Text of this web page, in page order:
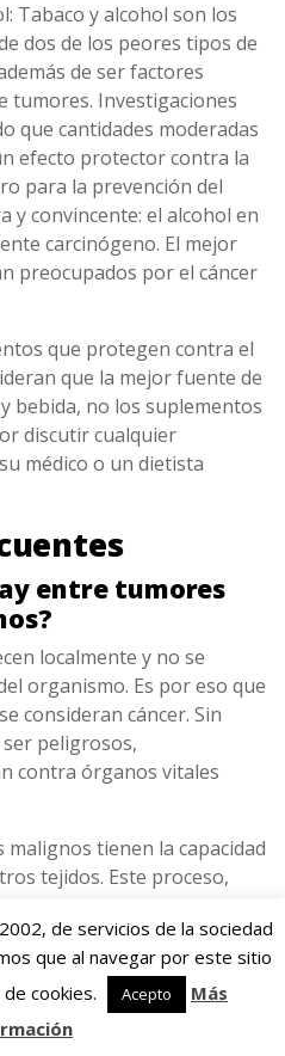
Tabaco y alcohol son los
dos de los peores tipos de
de ser factores
tumores. Investigaciones
que cantidades moderadas
efecto protector contra la
para la prevención del
y convincente: el alcohol en
carcinógeno. El mejor
preocupados por el cáncer
que protegen contra el
que la mejor fuente de
bebida, no los suplementos
discutir cualquier
médico o un dietista
entre tumores
localmente y no se
organismo. Es por eso que
consideran cáncer. Sin
peligrosos,
contra órganos vitales
tienen la capacidad
tejidos. Este proceso,
las células
tumor maligno y viajan e
Las células cancerosas
linfático y el torrente
de servicios de la sociedad
que al navegar por este sitio
cookies.
Acepto
Más